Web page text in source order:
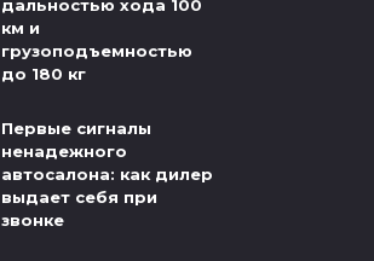
дальностью хода 100
км и
грузоподъемностью
до 180 кг
Первые сигналы
ненадежного
автосалона: как дилер
выдает себя при
звонке